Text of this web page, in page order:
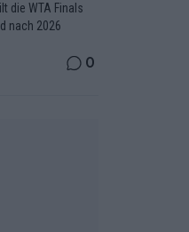
die WTA Finals
nach 2026
0